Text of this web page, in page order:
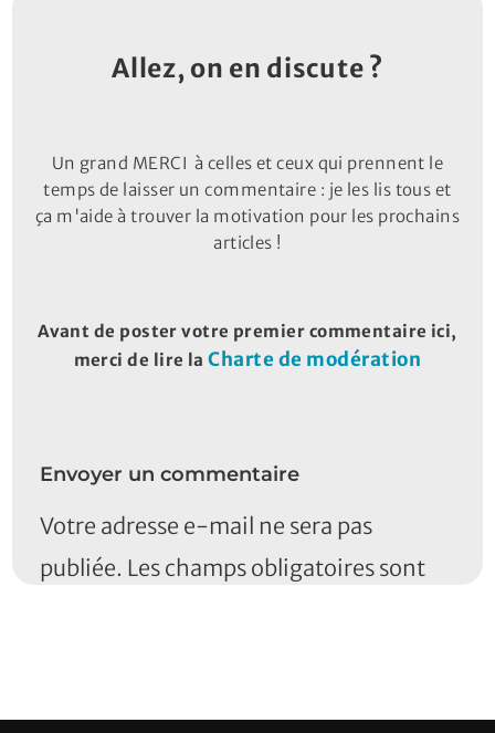
Allez, on en discute ?
Un grand MERCI à celles et ceux qui prennent le
temps de laisser un commentaire : je les lis tous et
ça m'aide à trouver la motivation pour les prochains
articles !
Avant de poster votre premier commentaire ici,
merci de lire laCharte de modération
Envoyer un commentaire
Votre adresse e-mail ne sera pas
publiée. Les champs obligatoires sont